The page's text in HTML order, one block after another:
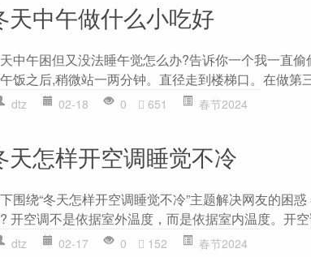
天中午做什么小吃好
中午困但又没法睡午觉怎么办?告诉你一个我一直
饭之后,稍微站一两分钟。直径走到楼梯口。在做第
dtz 02-18 0 651 春节2024
天怎样开空调睡觉不冷
围绕“冬天怎样开空调睡觉不冷”主题解决网友的困
开空调不是依据室外温度，而是依据室内温度。开
dtz 02-17 0 152 春节2024